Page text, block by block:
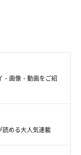
・画像・動画をご紹
読める大人気連載